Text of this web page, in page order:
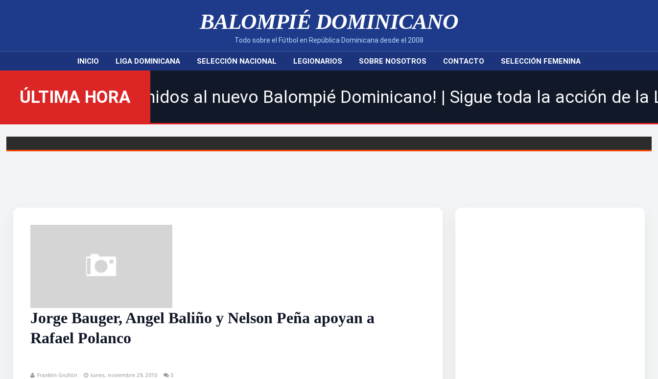
BALOMPIÉ DOMINICANO
Todo sobre el Fútbol en República Dominicana desde el 2008
INICIO LIGA DOMINICANA SELECCIÓN NACIONAL LEGIONARIOS SOBRE NOSOTROS CONTACTO SELECCIÓN FEMENINA
ÚLTIMA HORAal nuevo Balompié Dominicano! | Sigue toda la acción de la LDF,
Jorge Bauger, Angel Baliño y Nelson Peña apoyan a
Rafael Polanco
Franklin Grullón lunes, noviembre 29, 2010 0